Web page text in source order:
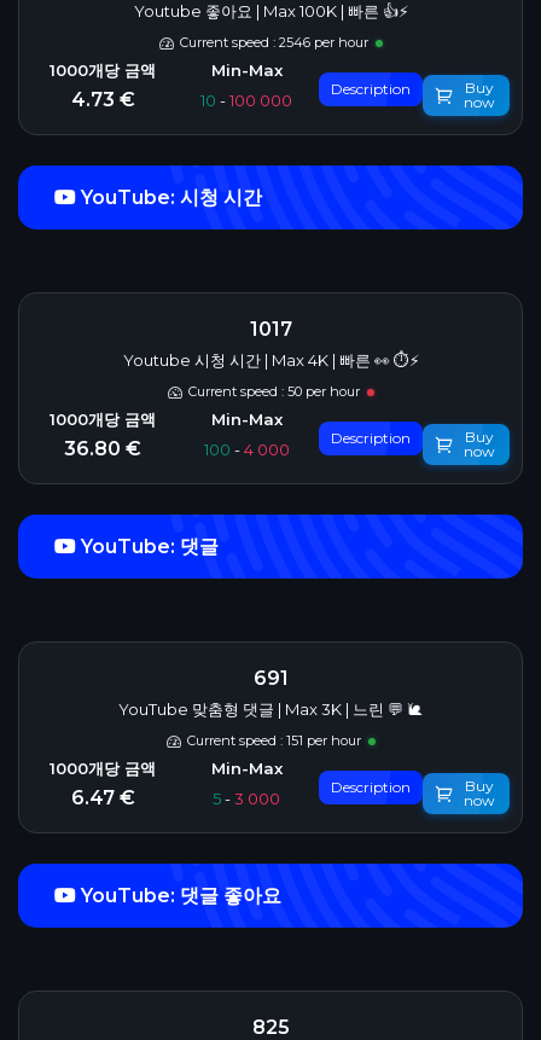
Youtube 좋아요 | Max 100K | 빠른 👍⚡
Current speed : 2546 per hour
4.73 € 10 -100 000
Description
Buy
now
YouTube: 시청 시간
1017
Youtube 시청 시간 | Max 4K | 빠른 👀 ⏱️⚡️
Current speed : 50 per hour
36.80 € 100 -4 000
Description
Buy
now
YouTube: 댓글
691
YouTube 맞춤형 댓글 | Max 3K | 느린 💬 🐌
Current speed : 151 per hour
6.47 € 5-3 000
Description
Buy
now
YouTube: 댓글 좋아요
825